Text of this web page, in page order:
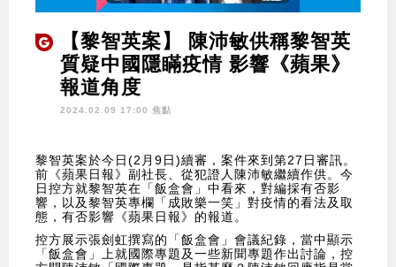
【黎智英案】 陳沛敏供稱黎智英
質疑中國隱瞞疫情 影響《蘋果》
報道角度
2024.02.09 17:00 焦點
黎智英案於今日(2月9日)續審，案件來到第27日審訊。
前《蘋果日報》副社長、從犯證人陳沛敏繼續作供。今
日控方就黎智英在「飯盒會」中看來，對編採有否影
響，以及黎智英專欄「成敗樂一笑」對疫情的看法及取
態，有否影響《蘋果日報》的報道。
控方展示張劍虹撰寫的「飯盒會」會議紀錄，當中顯示
「飯盒會」上就國際專題及一些新聞專題作出討論，控